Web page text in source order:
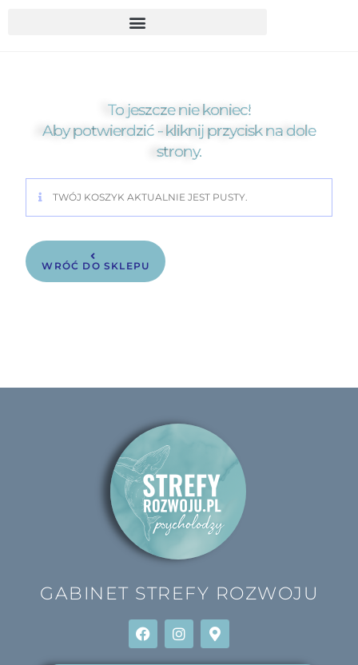
To jeszcze nie koniec!
Aby potwierdzić - kliknij przycisk na dole
strony.
TWÓJ KOSZYK AKTUALNIE JEST PUSTY.
WRÓĆ DO SKLEPU
GABINET STREFY ROZWOJU